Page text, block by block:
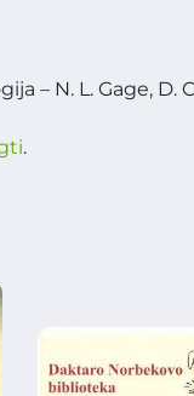
– N. L. Gage, D.
.